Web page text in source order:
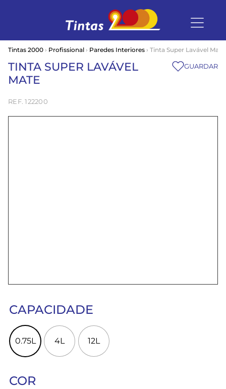
Tintas 2000 › Profissional › Paredes Interiores › Tinta Super Lavável Mate
TINTA SUPER LAVÁVEL
MATE
122200
GUARDAR
CAPACIDADE
0.75L 4L 12L
COR